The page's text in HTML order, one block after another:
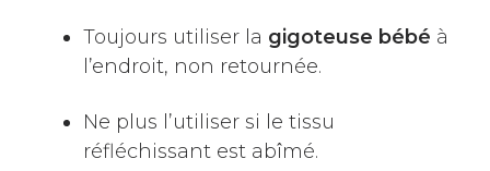
Toujours utiliser la gigoteuse bébé à
l’endroit, non retournée.
Ne plus l’utiliser si le tissu
réfléchissant est abîmé.